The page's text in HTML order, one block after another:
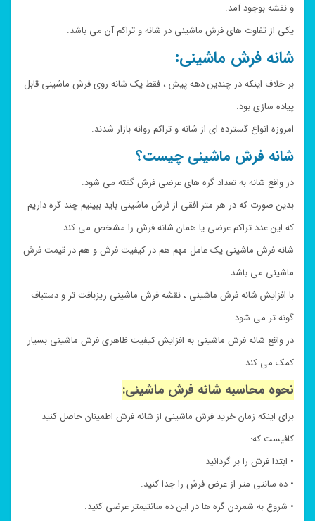
و نقشه بوجود آمد.
یکی از تفاوت های فرش ماشینی در شانه و تراکم آن می باشد.
شانه فرش ماشینی:
بر خلاف اینکه در چندین دهه پیش ، فقط یک شانه روی فرش ماشینی قابل
پیاده سازی بود.
امروزه انواع گسترده ای از شانه و تراکم روانه بازار شدند.
شانه فرش ماشینی چیست؟
در واقع شانه به تعداد گره های عرضی فرش گفته می شود.
بدین صورت که در هر متر افقی از فرش ماشینی باید ببینیم چند گره داریم
که این عدد تراکم عرضی یا همان شانه فرش را مشخص می کند.
شانه فرش ماشینی یک عامل مهم هم در کیفیت فرش و هم در قیمت فرش
ماشینی می باشد.
با افزایش شانه فرش ماشینی ، نقشه فرش ماشینی ریزبافت تر و دستباف
گونه تر می شود.
در واقع شانه فرش ماشینی به افزایش کیفیت ظاهری فرش ماشینی بسیار
کمک می کند.
نحوه محاسبه شانه فرش ماشینی:
برای اینکه زمان خرید فرش ماشینی از شانه فرش اطمینان حاصل کنید
کافیست که:
• ابتدا فرش را بر گردانید
• ده سانتی متر از عرض فرش را جدا کنید.
• شروع به شمردن گره ها در این ده سانتیمتر عرضی کنید.